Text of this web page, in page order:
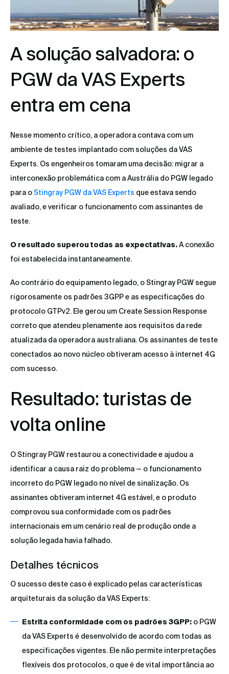
A solução salvadora: o
PGW da VAS Experts
entra em cena
Nesse momento crítico, a operadora contava com um
ambiente de testes implantado com soluções da VAS
Experts. Os engenheiros tomaram uma decisão: migrar a
interconexão problemática com a Austrália do PGW legado
para oStingray PGW da VAS Experts que estava sendo
avaliado, e verificar o funcionamento com assinantes de
teste.
O resultado superou todas as expectativas.A conexão
foi estabelecida instantaneamente.
Ao contrário do equipamento legado, o Stingray PGW segue
rigorosamente os padrões 3GPP e as especificações do
protocolo GTPv2. Ele gerou um Create Session Response
correto que atendeu plenamente aos requisitos da rede
atualizada da operadora australiana. Os assinantes de teste
conectados ao novo núcleo obtiveram acesso à internet 4G
com sucesso.
Resultado: turistas de
volta online
O Stingray PGW restaurou a conectividade e ajudou a
identificar a causa raiz do problema — o funcionamento
incorreto do PGW legado no nível de sinalização. Os
assinantes obtiveram internet 4G estável, e o produto
comprovou sua conformidade com os padrões
internacionais em um cenário real de produção onde a
solução legada havia falhado.
Detalhes técnicos
O sucesso deste caso é explicado pelas características
arquiteturais da solução da VAS Experts:
Estrita conformidade com os padrões 3GPP: o PGW
da VAS Experts é desenvolvido de acordo com todas as
especificações vigentes. Ele não permite interpretações
flexíveis dos protocolos, o que é de vital importância ao